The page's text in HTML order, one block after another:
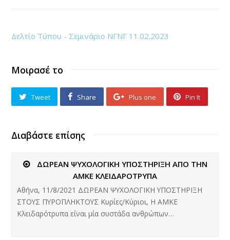
Δελτίο Τύπου - Σεμινάριο ΝΓΝΓ 11.02.2023
Μοιρασέ το
Tweet Share Plus one Pin It
Διαβάστε επίσης
ΔΩΡΕΑΝ ΨΥΧΟΛΟΓΙΚΗ ΥΠΟΣΤΗΡΙΞΗ ΑΠΟ ΤΗΝ
ΑΜΚΕ ΚΛΕΙΔΑΡΟΤΡΥΠΑ
Αθήνα, 11/8/2021 ΔΩΡΕΑΝ ΨΥΧΟΛΟΓΙΚΗ ΥΠΟΣΤΗΡΙΞΗ
ΣΤΟΥΣ ΠΥΡΟΠΛΗΚΤΟΥΣ Κυρίες/Κύριοι, Η ΑΜΚΕ
Κλειδαρότρυπα είναι μία συστάδα ανθρώπων…